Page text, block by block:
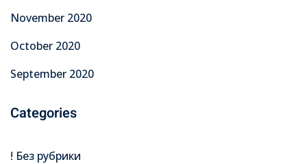
November 2020
October 2020
September 2020
Categories
! Без рубрики